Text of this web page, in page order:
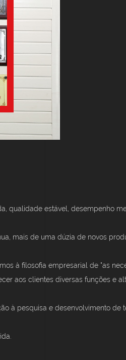
qualidade estável, desempenho
mais de uma dúzia de novos
à filosofia empresarial de "as
aos clientes diversas funções e
à pesquisa e desenvolvimento